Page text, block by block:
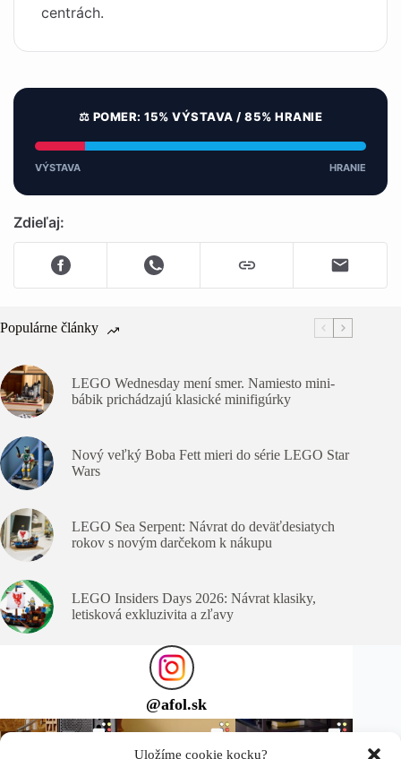
Uložíme cookie kocku?
centrách.
⚖️ POMER: 15% VÝSTAVA / 85% HRANIE
VÝSTAVA HRANIE
Zdieľaj:
Populárne články
LEGO Wednesday mení smer. Namiesto mini-
bábik prichádzajú klasické minifigúrky
Nový veľký Boba Fett mieri do série LEGO Star
Wars
LEGO Sea Serpent: Návrat do deväťdesiatych
rokov s novým darčekom k nákupu
LEGO Insiders Days 2026: Návrat klasiky,
letisková exkluzivita a zľavy
@afol.sk